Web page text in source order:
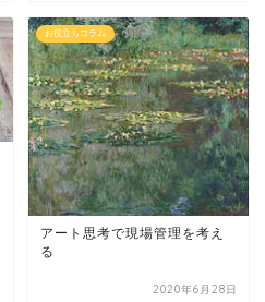
お役立ちコラム
アート思考で現場管理を考え
る
2020年6月28日